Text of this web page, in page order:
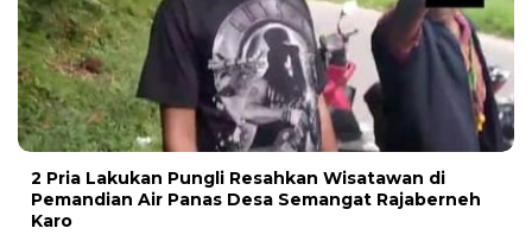
2 Pria Lakukan Pungli Resahkan Wisatawan di
Pemandian Air Panas Desa Semangat Rajaberneh
Karo